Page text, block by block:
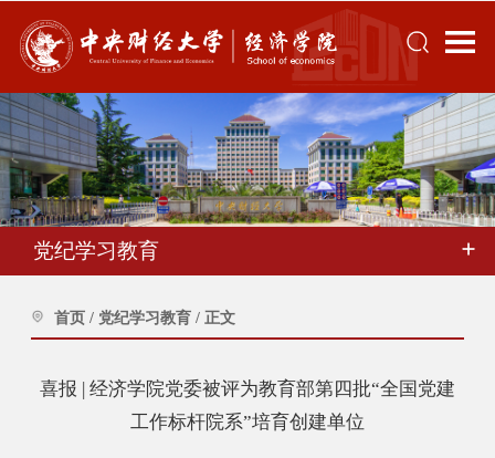
党纪学习教育
首页 / 党纪学习教育 / 正文
喜报 | 经济学院党委被评为教育部第四批“全国党建
工作标杆院系”培育创建单位